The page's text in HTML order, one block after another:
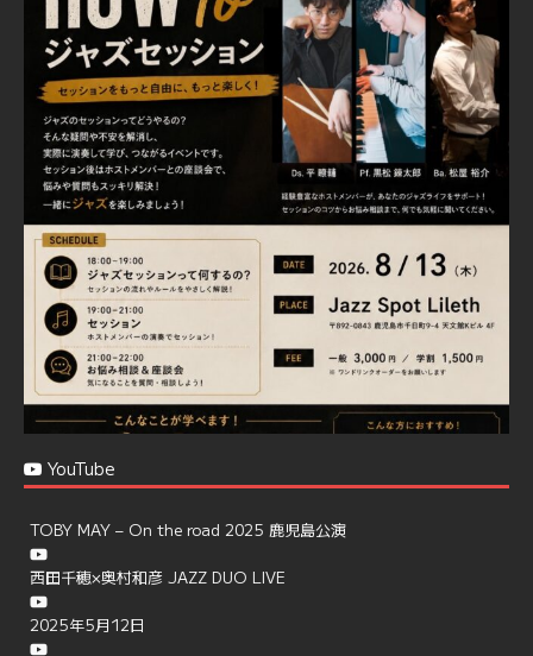
Jazz Spot Lilet @jazzspotlileth · 11 11月 2024
忘年会＆新年会 ご予約承り中❣❣
☆窓辺から天文館ミリオネーション
☆JAZZの生演奏を聴きながら♪
☆地産地消に拘ったフードメニュー
プラン内容はご予算とご要望に応じてアレンジ可能ですの
で、お気軽にお問い合せください
https://jazzspotlileth.com/recommend/8650
6
Load More
YouTube
TOBY MAY – On the road 2025 鹿児島公演
西田千穂×奥村和彦 JAZZ DUO LIVE
2025年5月12日